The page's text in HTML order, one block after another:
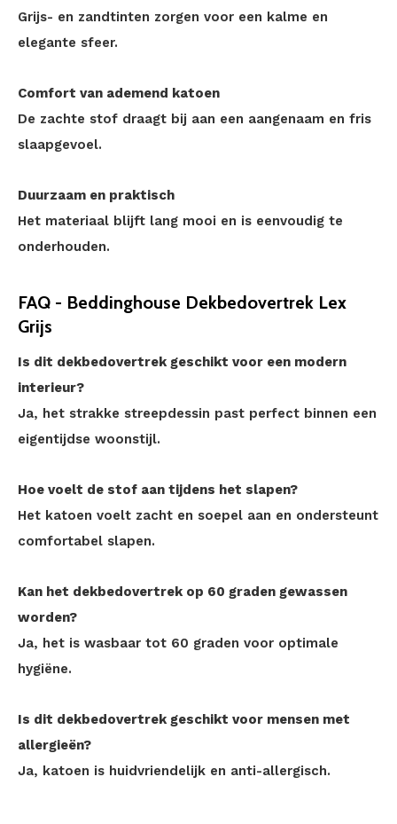
Grijs- en zandtinten zorgen voor een kalme en
elegante sfeer.
Comfort van ademend katoen
De zachte stof draagt bij aan een aangenaam en fris
slaapgevoel.
Duurzaam en praktisch
Het materiaal blijft lang mooi en is eenvoudig te
onderhouden.
FAQ - Beddinghouse Dekbedovertrek Lex
Grijs
Is dit dekbedovertrek geschikt voor een modern
interieur?
Ja, het strakke streepdessin past perfect binnen een
eigentijdse woonstijl.
Hoe voelt de stof aan tijdens het slapen?
Het katoen voelt zacht en soepel aan en ondersteunt
comfortabel slapen.
Kan het dekbedovertrek op 60 graden gewassen
worden?
Ja, het is wasbaar tot 60 graden voor optimale
hygiëne.
Is dit dekbedovertrek geschikt voor mensen met
allergieën?
Ja, katoen is huidvriendelijk en anti-allergisch.